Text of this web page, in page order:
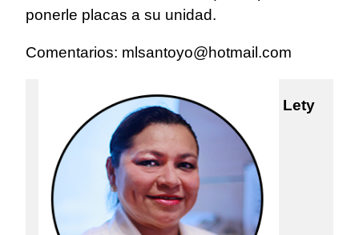
ponerle placas a su unidad.
Comentarios: mlsantoyo@hotmail.com
Lety